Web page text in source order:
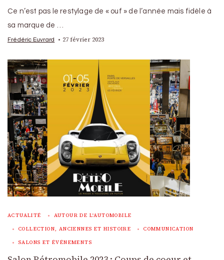
Ce n’est pas le restylage de « ouf » de l’année mais fidèle à
sa marque de …
Frédéric Euvrard 27 février 2023
ACTUALITÉ AUTOUR DE L'AUTOMOBILE
COLLECTION, ANCIENNES ET HISTOIRE COMMUNICATION
SALONS ET ÉVÉNEMENTS